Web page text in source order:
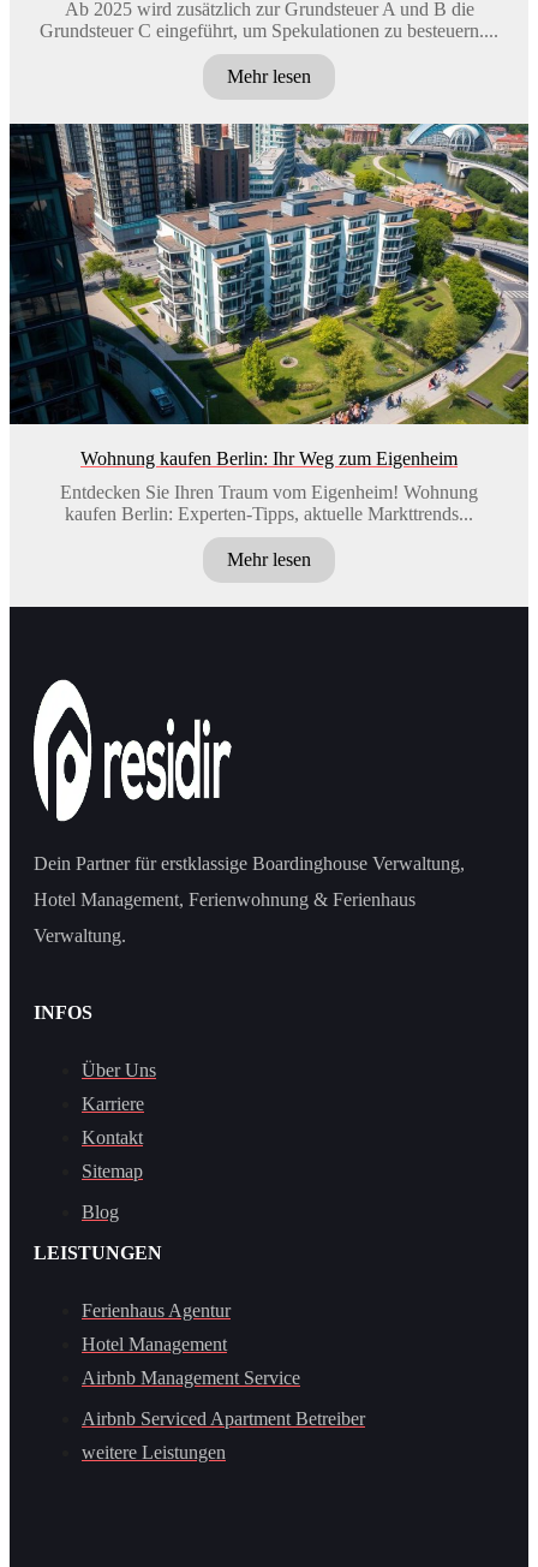
Ab 2025 wird zusätzlich zur Grundsteuer A und B die
Grundsteuer C eingeführt, um Spekulationen zu besteuern....
Mehr lesen
Wohnung kaufen Berlin: Ihr Weg zum Eigenheim
Entdecken Sie Ihren Traum vom Eigenheim! Wohnung
kaufen Berlin: Experten-Tipps, aktuelle Markttrends...
Mehr lesen
Dein Partner für erstklassige Boardinghouse Verwaltung,
Hotel Management, Ferienwohnung & Ferienhaus
Verwaltung.
INFOS
Über Uns
Karriere
Kontakt
Sitemap
Blog
LEISTUNGEN
Ferienhaus Agentur
Hotel Management
Airbnb Management Service
Airbnb Serviced Apartment Betreiber
weitere Leistungen